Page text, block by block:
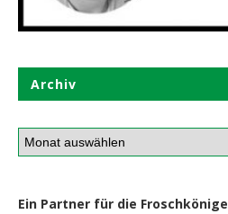
Archiv
Ein Partner für die Froschkönige